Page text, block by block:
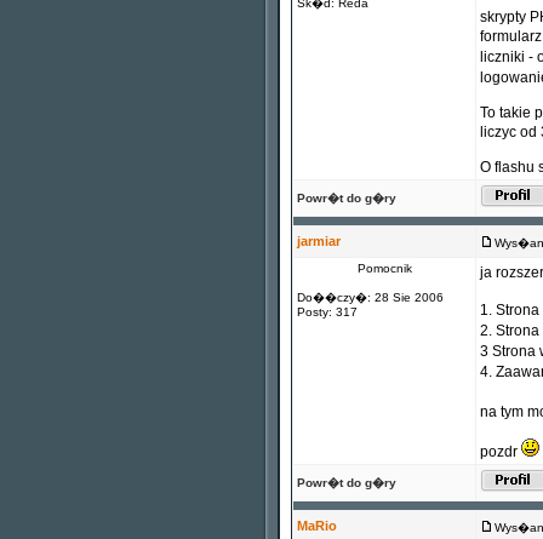
Sk�d: Reda
skrypty
liczniki -
To takie
liczyc
O flashu
Powr�t do g�ry
jarmiar
Pomocnik
Do��czy�: 28 Sie 2006
Posty: 317
ja
1.
2.
3 Strona
4.
na tym
pozdr
Powr�t do g�ry
MaRio